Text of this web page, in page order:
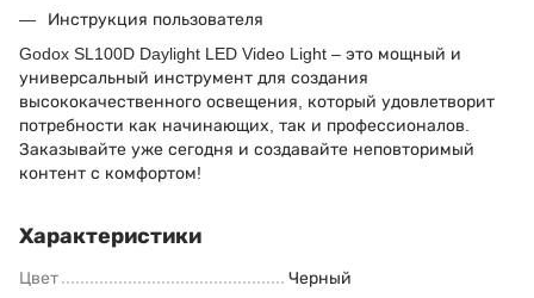
Инструкция пользователя
Godox SL100D Daylight LED Video Light – это мощный и
универсальный инструмент для создания
высококачественного освещения, который удовлетворит
потребности как начинающих, так и профессионалов.
Заказывайте уже сегодня и создавайте неповторимый
контент с комфортом!
Характеристики
Цвет Черный